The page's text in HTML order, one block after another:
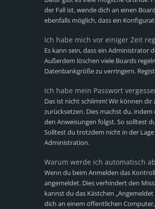
der Fall ist, wende dich an einen
ebenfalls möglich, dass ein
Ich habe mich vor einiger Zeit
Es kann sein, dass ein
Außerdem löschen viele Boards
Datenbankgröße zu verringern.
Ich habe mein Passwort
Das ist nicht schlimm! Wir können
zurücksetzen. Dies machst du,
den Anweisungen folgst. So solltest
Solltest du trotzdem nicht in der
Administration.
Warum werde ich automatisch
Wenn du beim Anmelden das
angemeldet. Dies verhindert den
kannst du das Kästchen
dich an einem öffentlichen